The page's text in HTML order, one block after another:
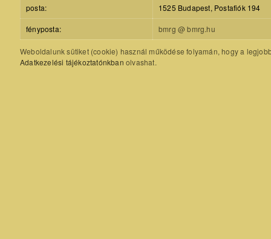
posta:
1525 Budapest, Postafiók 194
fényposta: bmrg @ bmrg.hu
Weboldalunk sütiket (cookie) használ működése folyamán, hogy a
Adatkezelési tájékoztatónkban olvashat.